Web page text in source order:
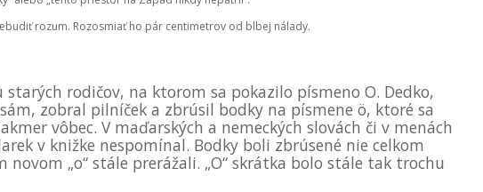
rozum. Rozosmiať ho pár centimetrov od blbej nálady.
rodičov, na ktorom sa pokazilo písmeno O. Dedko,
zobral pilníček a zbrúsil bodky na písmene ö, ktoré sa
vôbec. V maďarských a nemeckých slovách či v menách
v knižke nespomínal. Bodky boli zbrúsené nie celkom
„o“ stále prerážali. „O“ skrátka bolo stále tak trochu